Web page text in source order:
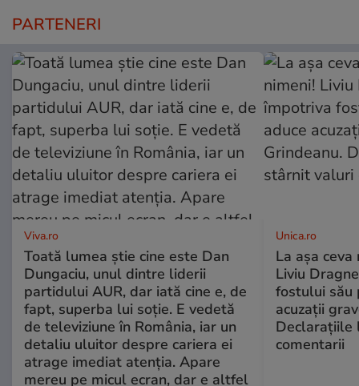
PARTENERI
Viva.ro
Toată lumea știe cine este Dan
Dungaciu, unul dintre liderii
partidului AUR, dar iată cine e, de
fapt, superba lui soție. E vedetă
de televiziune în România, iar un
detaliu uluitor despre cariera ei
atrage imediat atenția. Apare
mereu pe micul ecran, dar e altfel
Unica.ro
La așa
Liviu
fostului său
acuzații
Declarațiile
comentarii